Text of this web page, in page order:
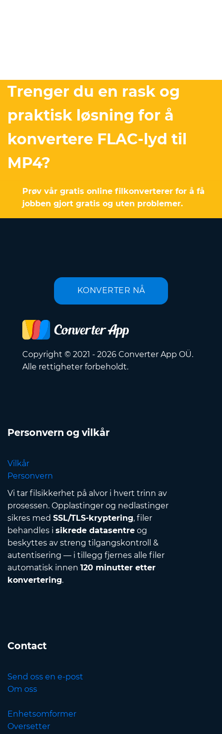
Trenger du en rask og
praktisk løsning for å
konvertere FLAC-lyd til
MP4?
Prøv vår gratis online filkonverterer for å få
jobben gjort gratis og uten problemer.
KONVERTER NÅ
Copyright © 2021 - 2026 Converter App OÜ.
Alle rettigheter forbeholdt.
Personvern og vilkår
Vilkår
Personvern
Vi tar filsikkerhet på alvor i hvert trinn av
prosessen. Opplastinger og nedlastinger
sikres med SSL/TLS-kryptering, filer
behandles i sikrede datasentre og
beskyttes av streng tilgangskontroll &
autentisering — i tillegg fjernes alle filer
automatisk innen 120 minutter etter
konvertering.
Contact
Send oss en e-post
Om oss
Enhetsomformer
Oversetter